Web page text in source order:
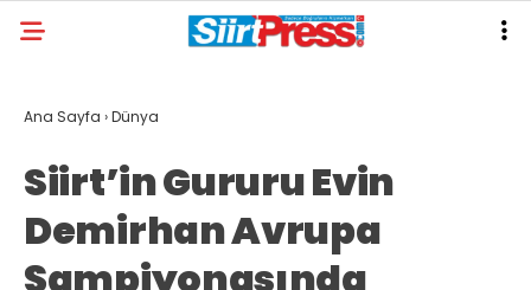
Ana Sayfa ›Dünya
Siirt’in Gururu Evin
Demirhan Avrupa
Şampiyonasında